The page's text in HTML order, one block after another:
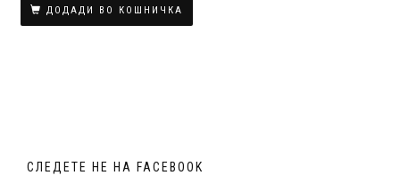
was:
ден440.00.
is:
ден390.00.
ДОДАДИ ВО КОШНИЧКА
СЛЕДЕТЕ НЕ НА FACEBOOK